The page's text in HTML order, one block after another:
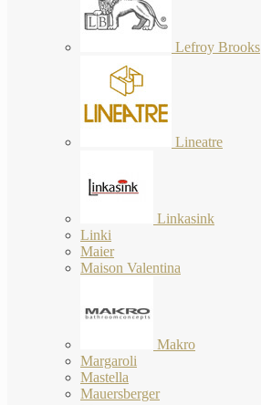
Lefroy Brooks
Lineatre
Linkasink
Linki
Maier
Maison Valentina
Makro
Margaroli
Mastella
Mauersberger